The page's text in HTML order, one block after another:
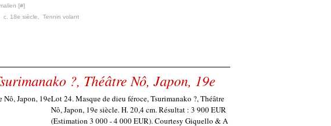
[#]
c. 18e siècle Tennin volant
?, Théâtre Nô, Japon, 19e
Lot 24. Masque de dieu féroce, Tsurimanako ?, Théâtre
Nô, Japon, 19e siècle. H. 20,4 cm. Résultat : 3 900 EUR
(Estimation 3 000 - 4 000 EUR). Courtesy Giquello & A